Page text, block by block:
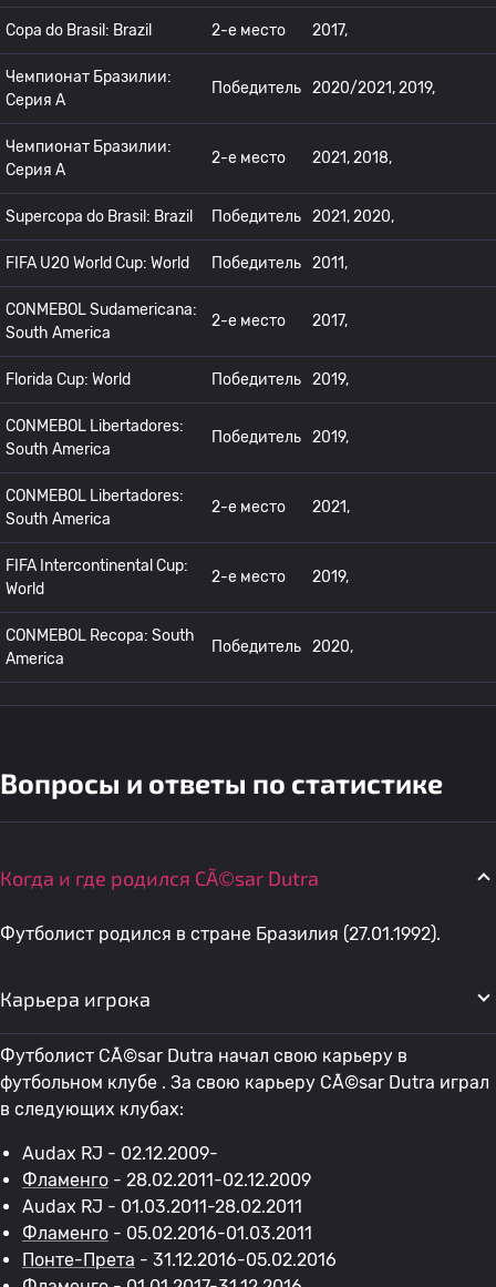
Copa do Brasil: Brazil 2-е место 2017,
Чемпионат Бразилии:
Серия А
Победитель 2020/2021, 2019,
Чемпионат Бразилии:
Серия А
2-е место 2021, 2018,
Supercopa do Brasil: Brazil Победитель 2021, 2020,
FIFA U20 World Cup: World Победитель 2011,
CONMEBOL Sudamericana:
South America
2-е место 2017,
Florida Cup: World Победитель 2019,
CONMEBOL Libertadores:
South America
Победитель 2019,
CONMEBOL Libertadores:
South America
2-е место 2021,
FIFA Intercontinental Cup:
World
2-е место 2019,
CONMEBOL Recopa: South
America
Победитель 2020,
Вопросы и ответы по статистике
Когда и где родился CÃ©sar Dutra
Футболист родился в стране Бразилия (27.01.1992).
Карьера игрока
Футболист CÃ©sar Dutra начал свою карьеру в
футбольном клубе . За свою карьеру CÃ©sar Dutra играл
в следующих клубах:
Audax RJ - 02.12.2009-
Фламенго - 28.02.2011-02.12.2009
Audax RJ - 01.03.2011-28.02.2011
Фламенго - 05.02.2016-01.03.2011
Понте-Прета - 31.12.2016-05.02.2016